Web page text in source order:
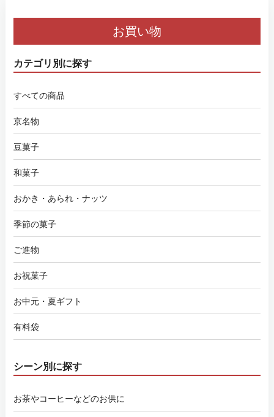
お買い物
カテゴリ別に探す
すべての商品
京名物
豆菓子
和菓子
おかき・あられ・ナッツ
季節の菓子
ご進物
お祝菓子
お中元・夏ギフト
有料袋
シーン別に探す
お茶やコーヒーなどのお供に